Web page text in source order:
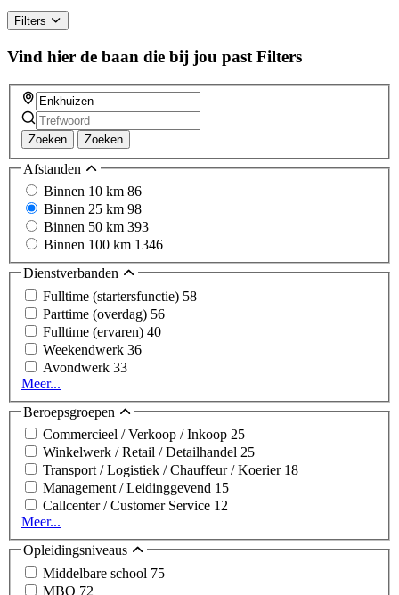
ignore
this
field
Filters
Vind hier de baan die bij jou past Filters
Zoeken Zoeken
Afstanden
Binnen 10 km 86
Binnen 25 km 98
Binnen 50 km 393
Binnen 100 km 1346
Dienstverbanden
Fulltime (startersfunctie) 58
Parttime (overdag) 56
Fulltime (ervaren) 40
Weekendwerk 36
Avondwerk 33
Meer...
Beroepsgroepen
Commercieel / Verkoop / Inkoop 25
Winkelwerk / Retail / Detailhandel 25
Transport / Logistiek / Chauffeur / Koerier 18
Management / Leidinggevend 15
Callcenter / Customer Service 12
Meer...
Opleidingsniveaus
Middelbare school 75
MBO 72